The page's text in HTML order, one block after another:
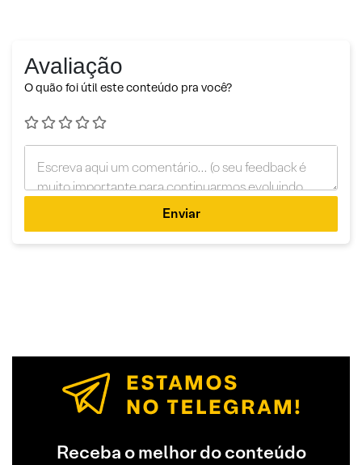
Avaliação
O quão foi útil este conteúdo pra você?
Enviar
Receba o melhor do conteúdo